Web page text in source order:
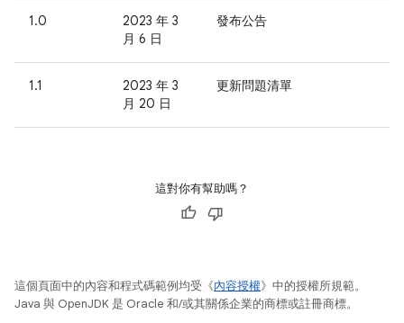
1.0
2023 年 3
月 6 日
發布公告
1.1
2023 年 3
月 20 日
更新問題清單
這對你有幫助嗎？
這個頁面中的內容和程式碼範例均受《內容授權》中的授權所規範。
Java 與 OpenJDK 是 Oracle 和/或其關係企業的商標或註冊商標。